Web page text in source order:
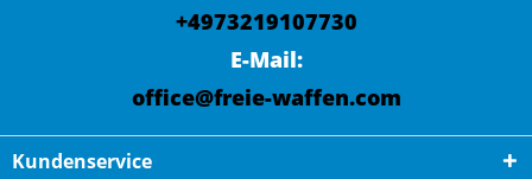
+4973219107730
E-Mail:
office@freie-waffen.com
Kundenservice